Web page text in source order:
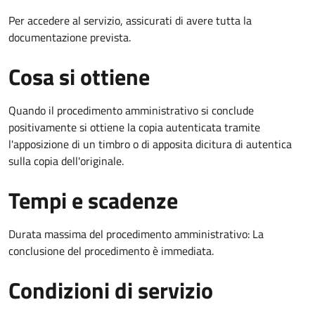
Per accedere al servizio, assicurati di avere tutta la
documentazione prevista.
Cosa si ottiene
Quando il procedimento amministrativo si conclude
positivamente si ottiene la copia autenticata tramite
l'apposizione di un timbro o di apposita dicitura di autentica
sulla copia dell'originale.
Tempi e scadenze
Durata massima del procedimento amministrativo: La
conclusione del procedimento è immediata.
Condizioni di servizio